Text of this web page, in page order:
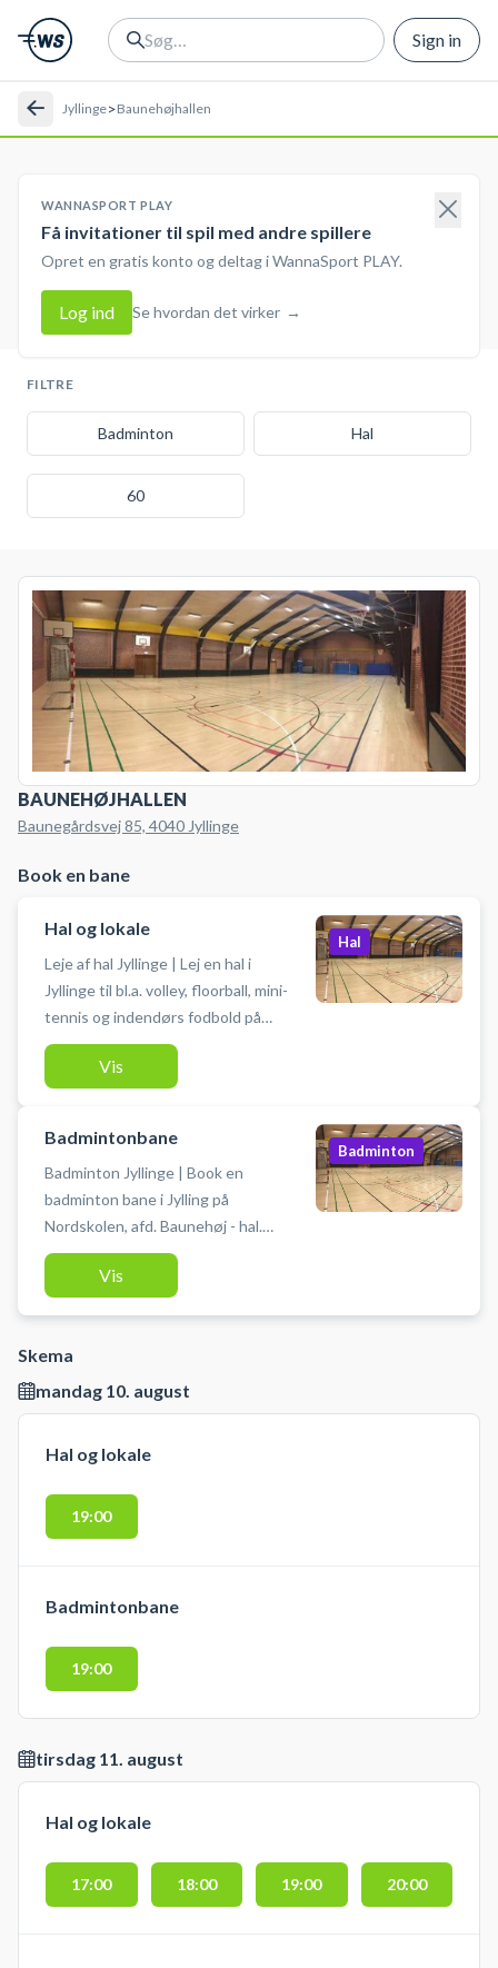
Sign in
Jyllinge>Baunehøjhallen
WANNASPORT PLAY
Få invitationer til spil med andre spillere
Opret en gratis konto og deltag i WannaSport PLAY.
Log ind Se hvordan det virker →
FILTRE
Badminton Hal
60
BAUNEHØJHALLEN
Baunegårdsvej 85, 4040 Jyllinge
Book en bane
Hal og lokale
Leje af hal Jyllinge | Lej en hal i
Jyllinge til bl.a. volley, floorball, mini-
tennis og indendørs fodbold på
Nordskolen, afd. Baunehøj - hal ved
Baunehøjskolen i Jyllinge. Man
Vis
Hal
Badmintonbane
Badminton Jyllinge | Book en
badminton bane i Jylling på
Nordskolen, afd. Baunehøj - hal.
Der er i alt 4 badmintonbaner i
hallen ved Baunehøjskolen i
omklædningsrum og bad til
rådighed.
Vis
Badminton
Skema
mandag 10. august
Hal og lokale
19:00
Badmintonbane
19:00
tirsdag 11. august
Hal og lokale
17:00 18:00 19:00 20:00